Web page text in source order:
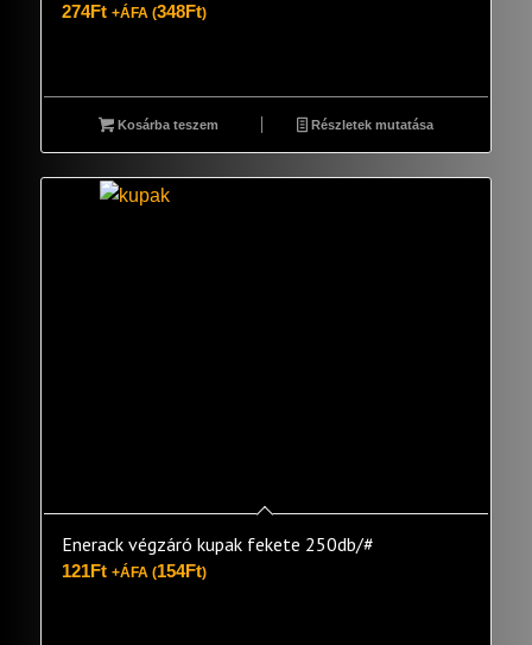
274Ft +ÁFA (348Ft)
Kosárba teszem Részletek mutatása
Enerack végzáró kupak fekete 250db/#
121Ft +ÁFA (154Ft)